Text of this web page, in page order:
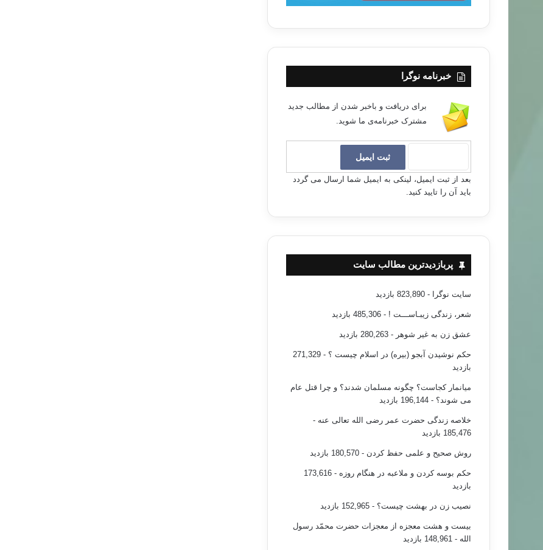
خبرنامه نوگرا
برای دریافت و باخبر شدن از مطالب جدید
مشترک خبرنامه‌ی ما شوید.
بعد از ثبت ایمیل، لینکی به ایمیل شما ارسال می گردد
باید آن را تایید کنید.
پربازدیدترین مطالب سایت
سایت نوگرا - 823,890 بازدید
شعر، زندگی زیبـاســـت ! - 485,306 بازدید
عشق زن به غیر شوهر - 280,263 بازدید
حکم نوشیدن آبجو (بیره) در اسلام چیست ؟
- 271,329
بازدید
میانمار کجاست؟ چگونه مسلمان شدند؟ و چرا قتل عام
می شوند؟ - 196,144 بازدید
خلاصه زندگی حضرت عمر رضی الله تعالی عنه -
185,476 بازدید
روش صحیح و علمی حفظ کردن - 180,570 بازدید
حکم بوسه کردن و ملاعبه در هنگام روزه
- 173,616
بازدید
نصیب زن در بهشت چیست؟ - 152,965 بازدید
بیست و هشت معجزه از معجزات حضرت محمّد رسول
الله - 148,961 بازدید